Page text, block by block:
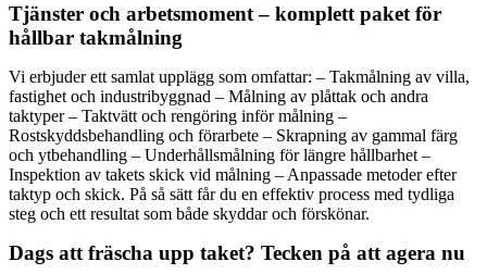
Tjänster och arbetsmoment – komplett paket för
hållbar takmålning
Vi erbjuder ett samlat upplägg som omfattar: – Takmålning av villa,
fastighet och industribyggnad – Målning av plåttak och andra
taktyper – Taktvätt och rengöring inför målning –
Rostskyddsbehandling och förarbete – Skrapning av gammal färg
och ytbehandling – Underhållsmålning för längre hållbarhet –
Inspektion av takets skick vid målning – Anpassade metoder efter
taktyp och skick. På så sätt får du en effektiv process med tydliga
steg och ett resultat som både skyddar och förskönar.
Dags att fräscha upp taket? Tecken på att agera nu